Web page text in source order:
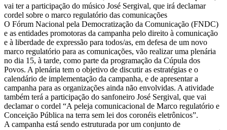
campanha
sobre
liberdade
de
expressão
e
vai ter a participação do músico José Sergival, que irá declamar
cordel sobre o marco regulatório das comunicações
O Fórum Nacional pela Democratização da Comunicação (FNDC)
e as entidades promotoras da campanha pelo direito à comunicação
e à liberdade de expressão para todos/as, em defesa de um novo
marco regulatório para as comunicações, vão realizar uma plenária
no dia 15, à tarde, como parte da programação da Cúpula dos
Povos. A plenária tem o objetivo de discutir as estratégias e o
calendário de implementação da campanha, e de apresentar a
campanha para as organizações ainda não envolvidas. A atividade
também terá a participação do sanfoneiro José Sergival, que vai
declamar o cordel “A peleja comunicacional de Marco regulatório e
Conceição Pública na terra sem lei dos coronéis eletrônicos”.
A campanha está sendo estruturada por um conjunto de